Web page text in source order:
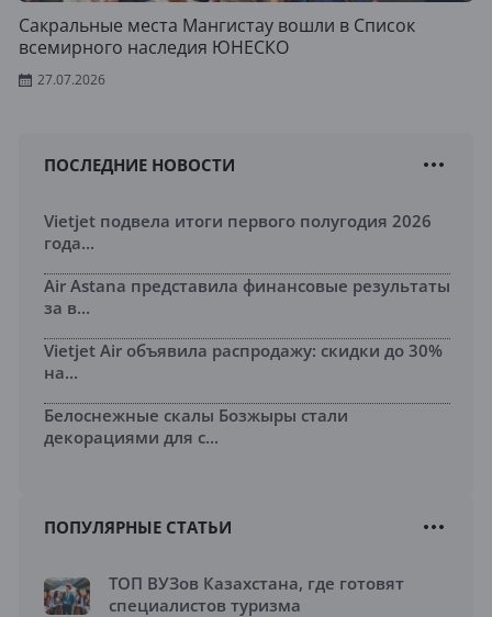
Сакральные места Мангистау вошли в Список
всемирного наследия ЮНЕСКО
27.07.2026
ПОСЛЕДНИЕ НОВОСТИ
Vietjet подвела итоги первого полугодия 2026
года...
Air Astana представила финансовые результаты
за в...
Vietjet Air объявила распродажу: скидки до 30%
на...
Белоснежные скалы Бозжыры стали
декорациями для с...
ПОПУЛЯРНЫЕ СТАТЬИ
ТОП ВУЗов Казахстана, где готовят
специалистов туризма